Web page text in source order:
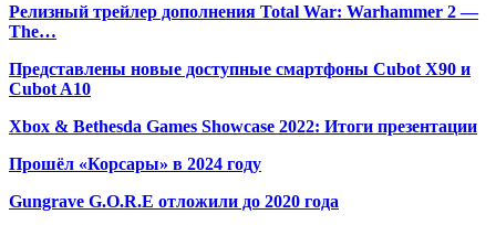
Релизный трейлер дополнения Total War: Warhammer 2 —
The…
Представлены новые доступные смартфоны Cubot X90 и
Cubot A10
Xbox & Bethesda Games Showcase 2022: Итоги презентации
Прошёл «Корсары» в 2024 году
Gungrave G.O.R.E отложили до 2020 года